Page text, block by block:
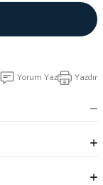
Yorum Yaz Yazdır